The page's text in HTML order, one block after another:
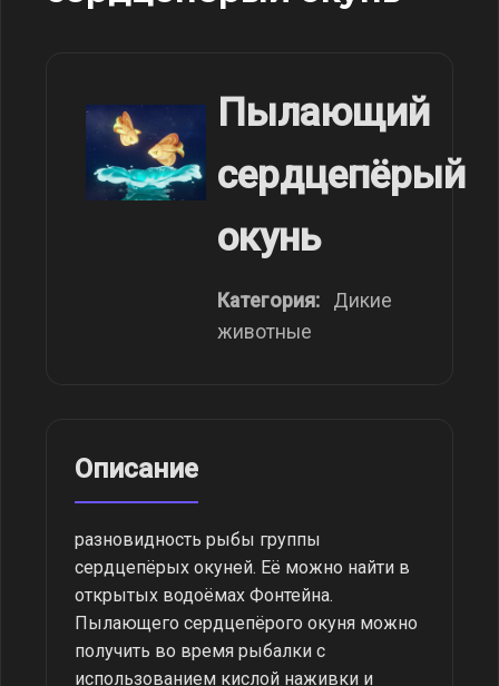
Пылающий
сердцепёрый
окунь
Категория:
Дикие
животные
Описание
разновидность рыбы группы
сердцепёрых окуней. Её можно найти в
открытых водоёмах Фонтейна.
Пылающего сердцепёрого окуня можно
получить во время рыбалки с
использованием кислой наживки и